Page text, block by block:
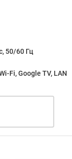
50/60 Гц
Fi, Google TV, LAN